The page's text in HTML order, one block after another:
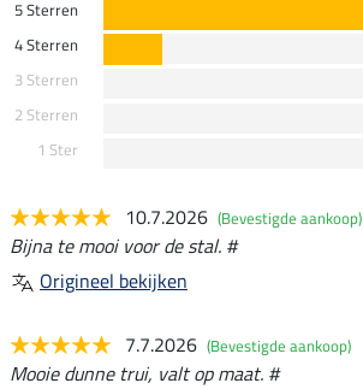
5 Sterren
4 Sterren
3 Sterren
2 Sterren
1 Ster
10.7.2026 (Bevestigde aankoop)
Bijna te mooi voor de stal. #
Origineel bekijken
7.7.2026 (Bevestigde aankoop)
Mooie dunne trui, valt op maat. #